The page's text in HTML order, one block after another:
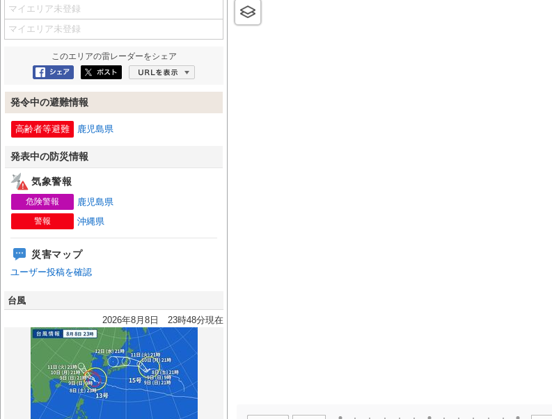
マイエリア未登録
マイエリア未登録
このエリアの雷レーダーをシェア
Facebookにシェア
ポスト
発令中の避難情報
高齢者等避難 鹿児島県
発表中の防災情報
気象警報
危険警報 鹿児島県
警報 沖縄県
災害マップ
ユーザー投稿を確認
台風
2026年8月8日 23時48分現在